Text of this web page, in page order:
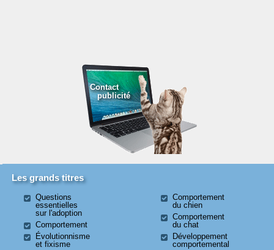
Contact
publicité
Les grands titres
Questions
essentielles
sur l'adoption
Comportement
Évolutionnisme
et fixisme
Comportement
du chien
Comportement
du chat
Développement
comportemental